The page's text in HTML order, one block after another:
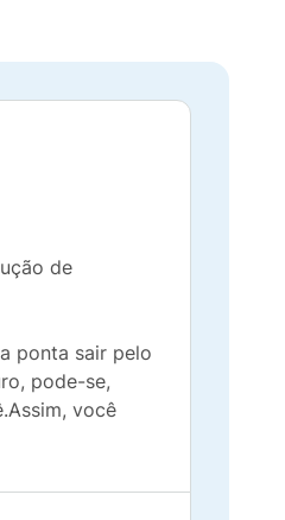
de
ponta sair pelo
pode-se,
você